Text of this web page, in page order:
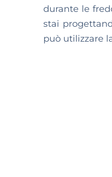
durante le
stai
può utilizzare